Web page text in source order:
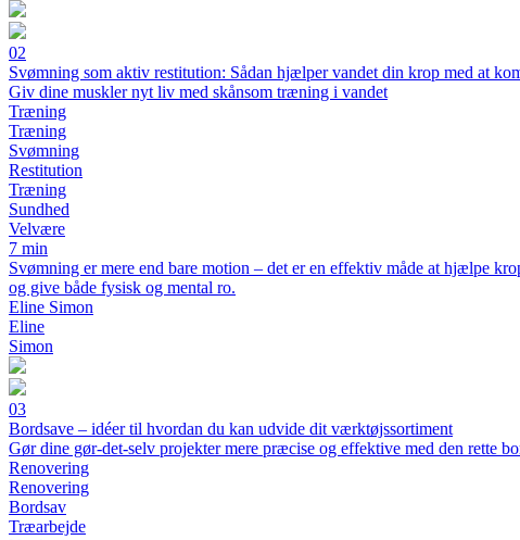
02
Svømning som aktiv restitution: Sådan hjælper vandet din krop med at
Giv dine muskler nyt liv med skånsom træning i vandet
Træning
Træning
Svømning
Restitution
Træning
Sundhed
Velvære
7 min
Svømning er mere end bare motion – det er en effektiv måde at hjælpe
og give både fysisk og mental ro.
Eline Simon
Eline
Simon
03
Bordsave – idéer til hvordan du kan udvide dit værktøjssortiment
Gør dine gør-det-selv projekter mere præcise og effektive med den rette
Renovering
Renovering
Bordsav
Træarbejde